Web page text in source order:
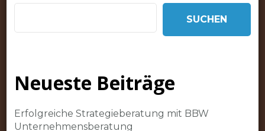
SUCHEN
Neueste Beiträge
Erfolgreiche Strategieberatung mit BBW
Unternehmensberatung